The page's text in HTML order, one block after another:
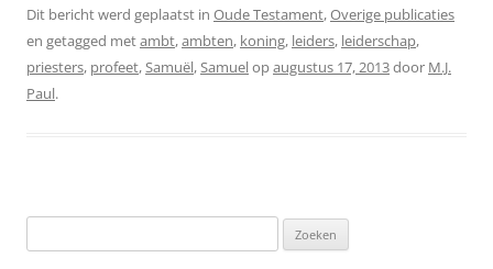
Dit bericht werd geplaatst in Oude Testament,Overige publicaties
en getagged metambt,ambten, koning, leiders, leiderschap,
priesters, profeet,Samuël,Samuelopaugustus 17, 2013door M.J.
Paul.
naar: